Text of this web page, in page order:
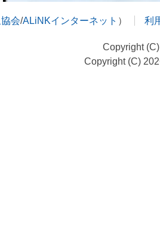
会/ALiNKインターネット ） 利
Copyright
Copyright (C)